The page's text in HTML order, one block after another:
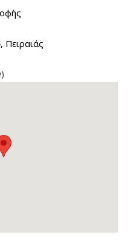
Πειραιάς
)